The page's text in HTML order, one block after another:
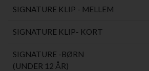
SIGNATURE KLIP - MELLEM
SIGNATURE KLIP- KORT
SIGNATURE -BØRN
(UNDER 12 ÅR)